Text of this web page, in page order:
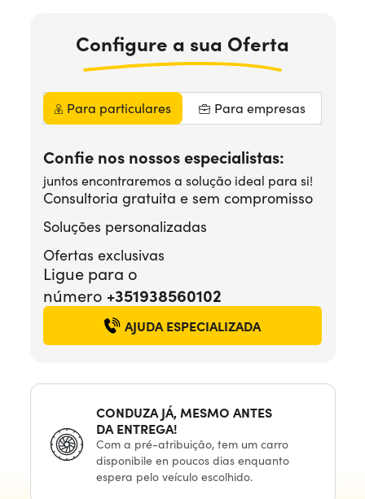
Configure a sua Oferta
Para particulares Para empresas
Confie nos nossos especialistas:
juntos encontraremos a solução ideal para si!
Consultoria gratuita e sem compromisso
Soluções personalizadas
Ofertas exclusivas
Ligue para o
número +351938560102
AJUDA ESPECIALIZADA
CONDUZA JÁ, MESMO ANTES
DA ENTREGA!
Com a pré-atribuição,tem um carro
disponibile en poucosdias enquanto
espera pelo veículoescolhido.